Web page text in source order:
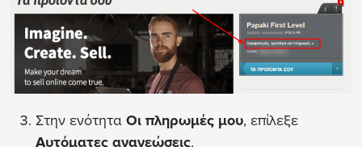
Στην ενότητα Οι πληρωμές μου, επίλεξε
Αυτόματες ανανεώσεις.